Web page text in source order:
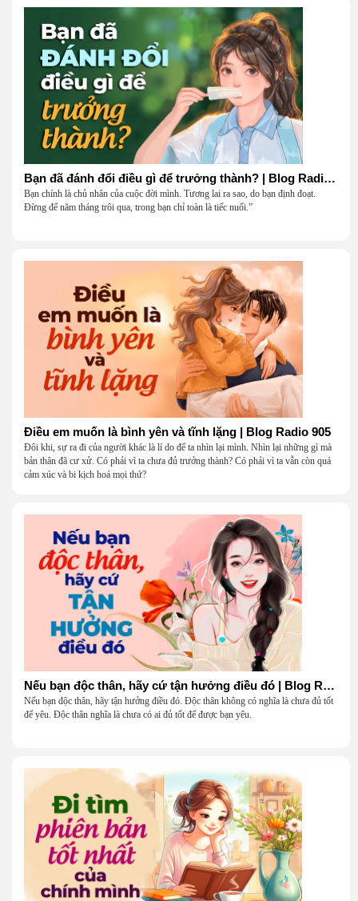
Bạn đã đánh đổi điều gì để trưởng thành? | Blog Radio 906
Bạn chính là chủ nhân của cuộc đời mình. Tương lai ra sao, do bạn định đoạt.
Đừng để năm tháng trôi qua, trong bạn chỉ toàn là tiếc nuối.”
Điều em muốn là bình yên và tĩnh lặng | Blog Radio 905
Đôi khi, sự ra đi của người khác là lí do để ta nhìn lại mình. Nhìn lại những gì mà
bản thân đã cư xử. Có phải vì ta chưa đủ trưởng thành? Có phải vì ta vẫn còn quá
cảm xúc và bi kịch hoá mọi thứ?
Nếu bạn độc thân, hãy cứ tận hưởng điều đó | Blog Radio 904
Nếu bạn độc thân, hãy tận hưởng điều đó. Độc thân không có nghĩa là chưa đủ tốt
để yêu. Độc thân nghĩa là chưa có ai đủ tốt để được bạn yêu.